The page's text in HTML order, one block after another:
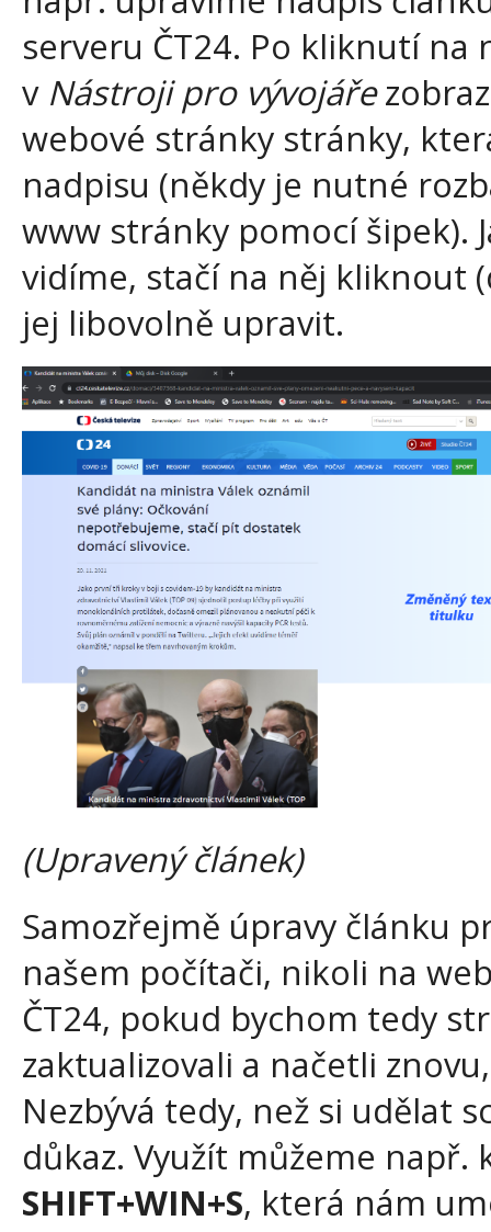
serveru ČT24. Po kliknutí na
v Nástroji pro vývojáře
webové stránky stránky,
nadpisu (někdy je nutné
www stránky pomocí šipek).
vidíme, stačí na něj kliknout
jej libovolně upravit.
(Upravený článek)
Samozřejmě úpravy článku
našem počítači, nikoli na
ČT24, pokud bychom tedy
zaktualizovali a načetli
Nezbývá tedy, než si udělat
důkaz. Využít můžeme např.
SHIFT+WIN+S, která nám